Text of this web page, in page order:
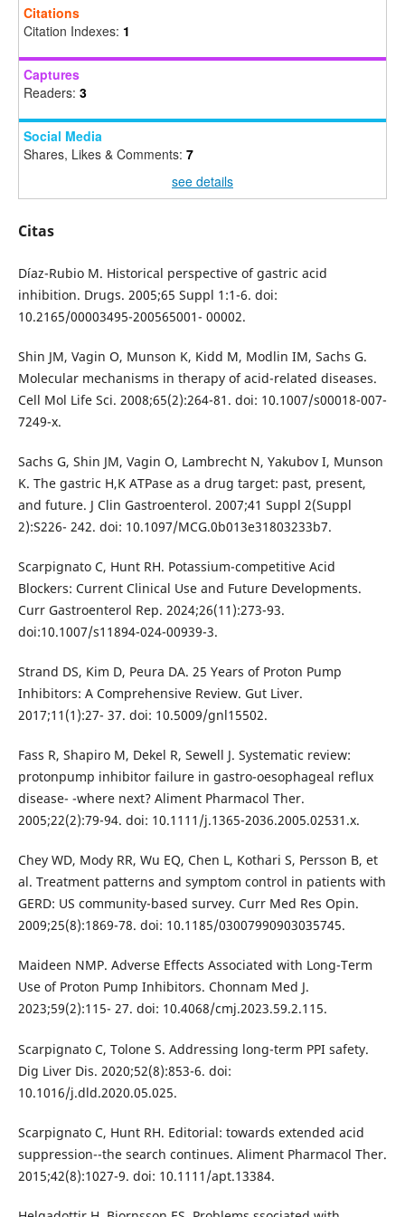
Citations
Citation Indexes: 1
Captures
Readers: 3
Social Media
Shares, Likes & Comments: 7
see details
Citas
Díaz-Rubio M. Historical perspective of gastric acid
inhibition. Drugs. 2005;65 Suppl 1:1-6. doi:
10.2165/00003495-200565001- 00002.
Shin JM, Vagin O, Munson K, Kidd M, Modlin IM, Sachs G.
Molecular mechanisms in therapy of acid-related diseases.
Cell Mol Life Sci. 2008;65(2):264-81. doi: 10.1007/s00018-007-
7249-x.
Sachs G, Shin JM, Vagin O, Lambrecht N, Yakubov I, Munson
K. The gastric H,K ATPase as a drug target: past, present,
and future. J Clin Gastroenterol. 2007;41 Suppl 2(Suppl
2):S226- 242. doi: 10.1097/MCG.0b013e31803233b7.
Scarpignato C, Hunt RH. Potassium-competitive Acid
Blockers: Current Clinical Use and Future Developments.
Curr Gastroenterol Rep. 2024;26(11):273-93.
doi:10.1007/s11894-024-00939-3.
Strand DS, Kim D, Peura DA. 25 Years of Proton Pump
Inhibitors: A Comprehensive Review. Gut Liver.
2017;11(1):27- 37. doi: 10.5009/gnl15502.
Fass R, Shapiro M, Dekel R, Sewell J. Systematic review:
protonpump inhibitor failure in gastro-oesophageal reflux
disease- -where next? Aliment Pharmacol Ther.
2005;22(2):79-94. doi: 10.1111/j.1365-2036.2005.02531.x.
Chey WD, Mody RR, Wu EQ, Chen L, Kothari S, Persson B, et
al. Treatment patterns and symptom control in patients with
GERD: US community-based survey. Curr Med Res Opin.
2009;25(8):1869-78. doi: 10.1185/03007990903035745.
Maideen NMP. Adverse Effects Associated with Long-Term
Use of Proton Pump Inhibitors. Chonnam Med J.
2023;59(2):115- 27. doi: 10.4068/cmj.2023.59.2.115.
Scarpignato C, Tolone S. Addressing long-term PPI safety.
Dig Liver Dis. 2020;52(8):853-6. doi:
10.1016/j.dld.2020.05.025.
Scarpignato C, Hunt RH. Editorial: towards extended acid
suppression--the search continues. Aliment Pharmacol Ther.
2015;42(8):1027-9. doi: 10.1111/apt.13384.